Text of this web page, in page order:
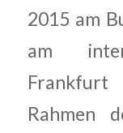
2015 am
am
Rahmen